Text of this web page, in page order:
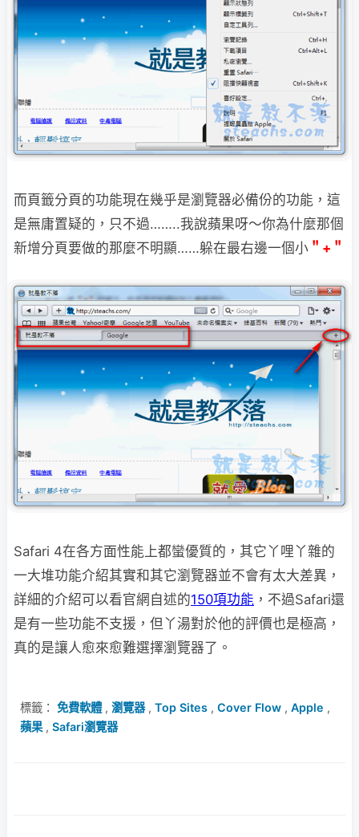
而頁籤分頁的功能現在幾乎是瀏覽器必備份的功能，這
是無庸置疑的，只不過……..我說蘋果呀～你為什麼那個
新增分頁要做的那麼不明顯……躲在最右邊一個小 ＂+＂
Safari 4在各方面性能上都蠻優質的，其它丫哩丫雜的
一大堆功能介紹其實和其它瀏覽器並不會有太大差異，
詳細的介紹可以看官網自述的150項功能 ，不過Safari還
是有一些功能不支援，但丫湯對於他的評價也是極高，
真的是讓人愈來愈難選擇瀏覽器了。
標籤： 免費軟體, 瀏覽器, Top Sites , Cover Flow , Apple ,
蘋果, Safari瀏覽器